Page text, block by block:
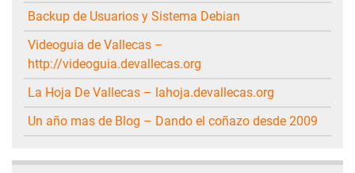
Backup de Usuarios y Sistema Debian
Videoguia de Vallecas –
http://videoguia.devallecas.org
La Hoja De Vallecas – lahoja.devallecas.org
Un año mas de Blog – Dando el coñazo desde 2009